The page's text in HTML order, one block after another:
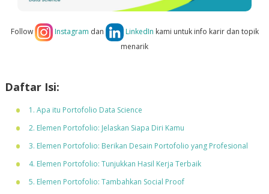
Follow Instagram dan LinkedIn kami untuk info karir dan topik
menarik
Daftar Isi:
1. Apa itu Portofolio Data Science
2. Elemen Portofolio: Jelaskan Siapa Diri Kamu
3. Elemen Portofolio: Berikan Desain Portofolio yang Profesional
4. Elemen Portofolio: Tunjukkan Hasil Kerja Terbaik
5. Elemen Portofolio: Tambahkan Social Proof